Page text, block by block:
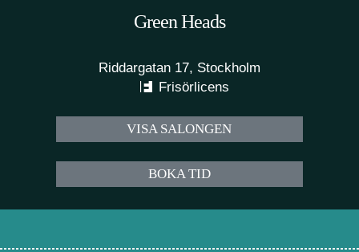
Green Heads
Riddargatan 17, Stockholm
Frisörlicens
VISA SALONGEN
BOKA TID